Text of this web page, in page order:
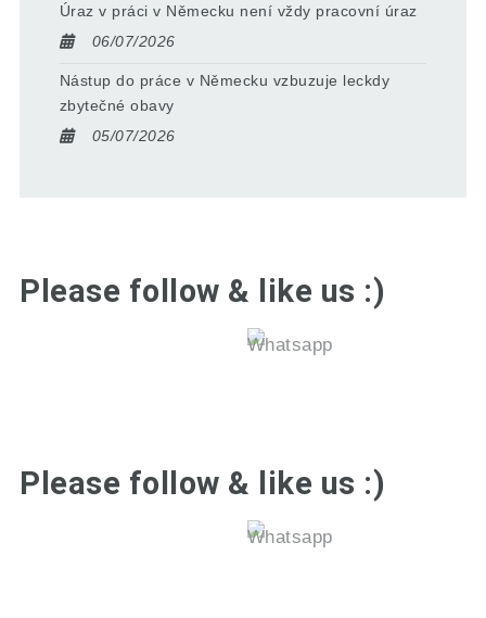
Úraz v práci v Německu není vždy pracovní úraz
06/07/2026
Nástup do práce v Německu vzbuzuje leckdy
zbytečné obavy
05/07/2026
Please follow & like us :)
Please follow & like us :)